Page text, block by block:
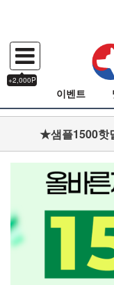
+2,000P
이벤트
★샘플1500핫